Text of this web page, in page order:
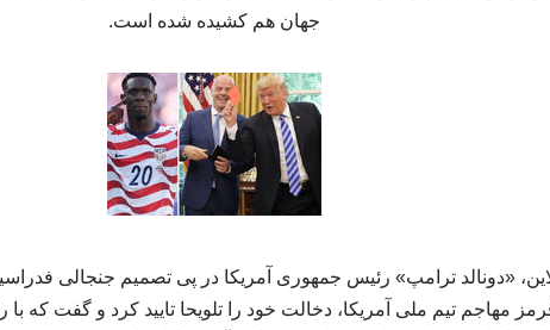
جهان هم کشیده شده است.
«دونالد ترامپ» رئیس جمهوری آمریکا در پی تصمیم جنجالی
مهاجم تیم ملی آمریکا، دخالت خود را تلویحا تایید کرد و گفت که